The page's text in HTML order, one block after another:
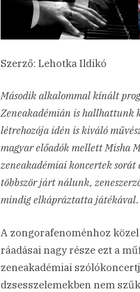
Szerző: Lehotka Ildikó
Második alkalommal kínált
Zeneakadémián is hallhattunk
létrehozója idén is kiváló
magyar előadók mellett Misha
zeneakadémiai koncertek
többször járt nálunk,
mindig elkápráztatta játékával.
A zongorafenoménhoz
ráadásai nagy része ezt a
zeneakadémiai
dzsesszelemekben nem